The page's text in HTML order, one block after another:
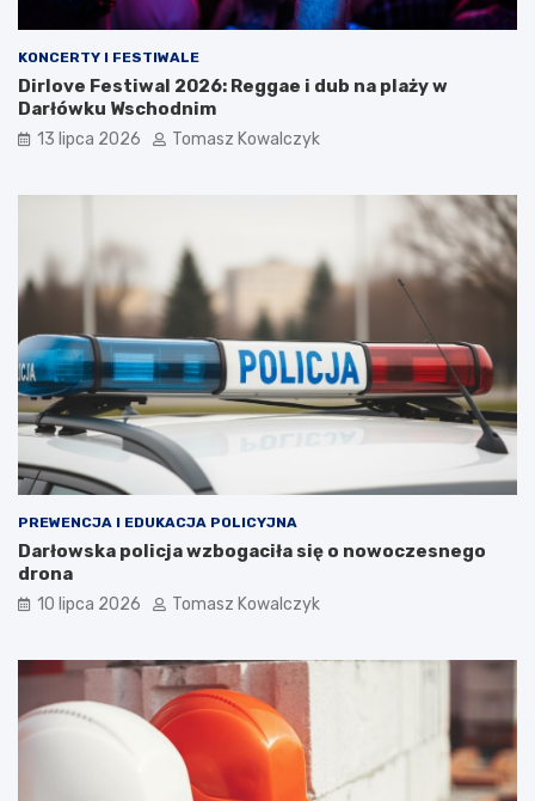
KONCERTY I FESTIWALE
Dirlove Festiwal 2026: Reggae i dub na plaży w
Darłówku Wschodnim
13 lipca 2026 Tomasz Kowalczyk
PREWENCJA I EDUKACJA POLICYJNA
Darłowska policja wzbogaciła się o nowoczesnego
drona
10 lipca 2026 Tomasz Kowalczyk